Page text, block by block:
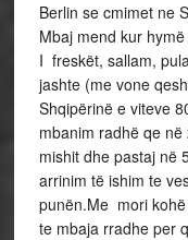
Berlin se cmimet ne
Mbaj mend kur
I freskët, sallam,
jashte (me vone
Shqipërinë e viteve
mbanim radhë qe
mishit dhe pastaj në
arrinim të ishim te
punën.Me mori
te mbaja rradhe per